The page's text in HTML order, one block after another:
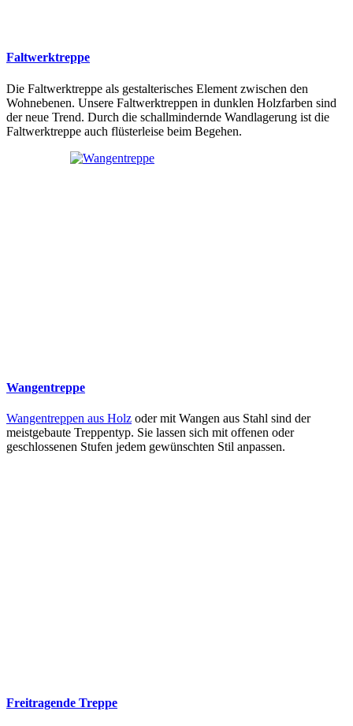
Faltwerktreppe
Die Faltwerktreppe als gestalterisches Element zwischen den
Wohnebenen. Unsere Faltwerktreppen in dunklen Holzfarben sind
der neue Trend. Durch die schallmindernde Wandlagerung ist die
Faltwerktreppe auch flüsterleise beim Begehen.
Wangentreppe
Wangentreppen aus Holz oder mit Wangen aus Stahl sind der
meistgebaute Treppentyp. Sie lassen sich mit offenen oder
geschlossenen Stufen jedem gewünschten Stil anpassen.
Freitragende Treppe